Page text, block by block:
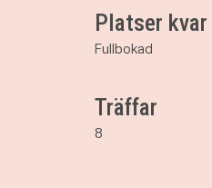
Platser kvar
Fullbokad
Träffar
8